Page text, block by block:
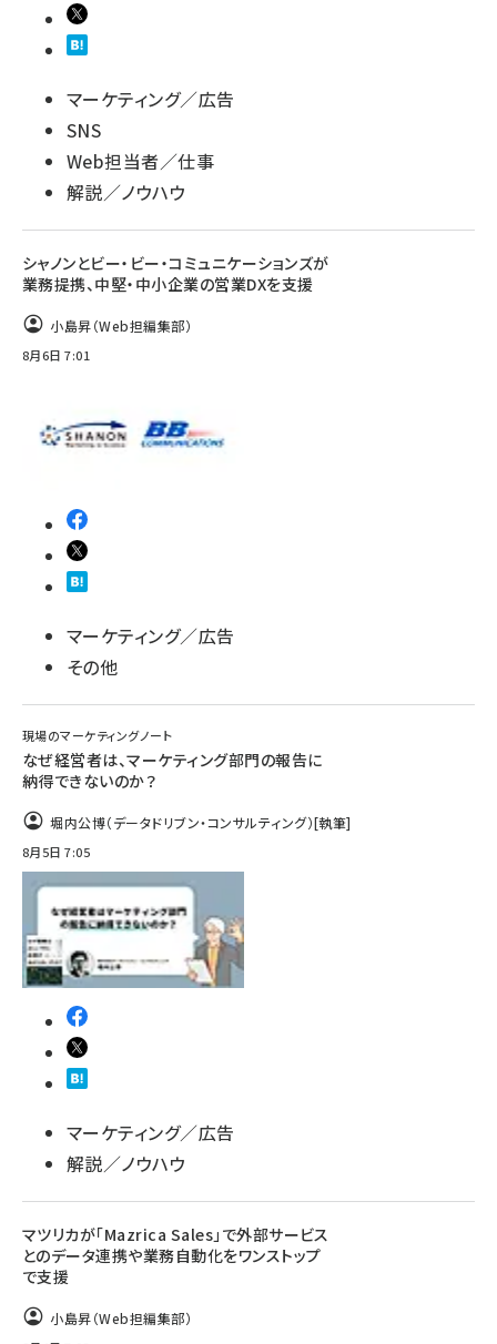
マーケティング／広告
SNS
Web担当者／仕事
解説／ノウハウ
シャノンとビー・ビー・コミュニケーションズが
業務提携、中堅・中小企業の営業DXを支援
小島昇（Web担編集部）
8月6日 7:01
マーケティング／広告
その他
現場のマーケティングノート
なぜ経営者は、マーケティング部門の報告に
納得できないのか？
堀内公博（データドリブン・コンサルティング）[執筆]
8月5日 7:05
マーケティング／広告
解説／ノウハウ
マツリカが「Mazrica Sales」で外部サービス
とのデータ連携や業務自動化をワンストップ
で支援
小島昇（Web担編集部）